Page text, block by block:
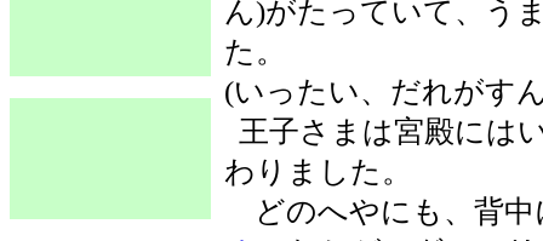
ん)がたっていて、う
た。
(いったい、だれがす
王子さまは宮殿には
わりました。
どのへやにも、背中